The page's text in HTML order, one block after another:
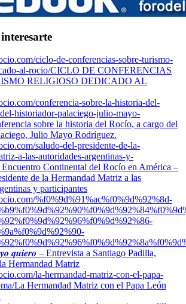
ciclo-de-conferencias-sobre-turismo-
al-rocio/CICLO DE CONFERENCIAS
RELIGIOSO DEDICADO AL
conferencia-sobre-la-historia-del-
historiador-palaciego-julio-mayo-
sobre la historia del Rocío, a cargo del
Julio Mayo Rodríguez.
saludo-del-presidente-de-la-
a-las-autoridades-argentinas-y-
Continental del Rocío en América –
de la Hermandad Matriz a las
y participantes
%f0%9d%91%ac%f0%9d%92%8d-
𝒒𝒖𝒊𝒆𝒓𝒐 – Entrevista a Santiago Padilla,
Hermandad Matriz
la-hermandad-matriz-con-el-papa-
La Hermandad Matriz con el Papa León